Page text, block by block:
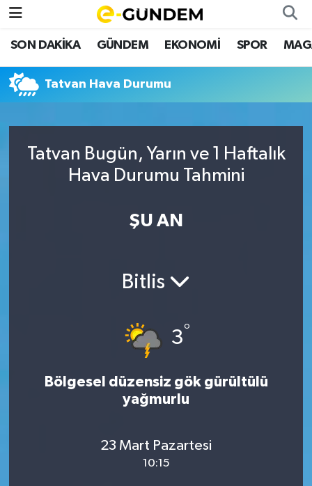
SON DAKİKA GÜNDEM EKONOMİ SPOR
Tatvan Hava Durumu
Tatvan Bugün, Yarın ve 1 Haftalık
Hava Durumu Tahmini
ŞU AN
Bitlis
3°
Bölgesel düzensiz gök gürültülü
yağmurlu
23 Mart Pazartesi
10:15
SON DAKİKA
GÜNDEM
EKONOMİ
SPOR
Nöbetçi Eczaneler
Hava Durumu
Namaz Vakitleri
Trafik Durumu